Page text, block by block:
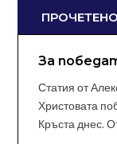
За
Статия от
Христовата
Кръста днес.